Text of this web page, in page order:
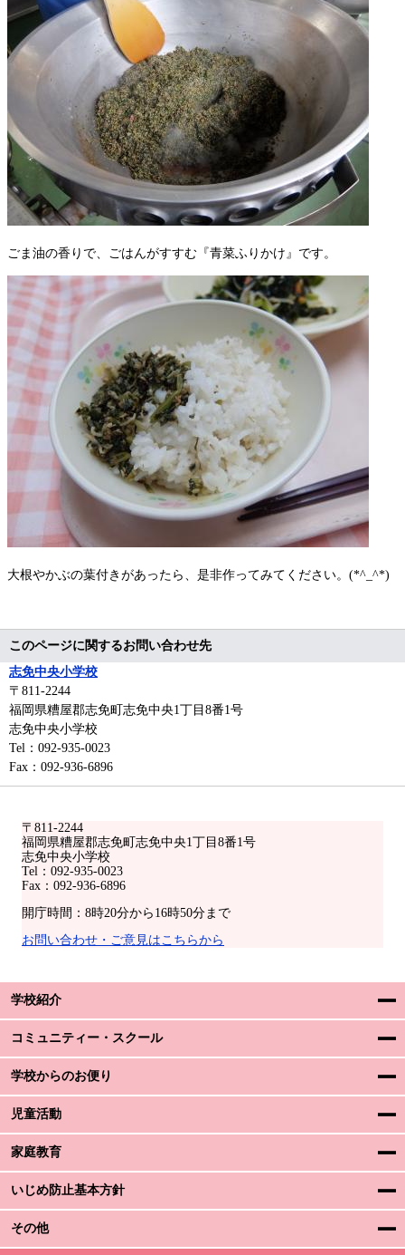
〒811-2244
福岡県糟屋郡志免町志免中央1丁目8番1号
志免中央小学校
Tel：092-935-0023
Fax：092-936-6896
開庁時間：8時20分から16時50分まで
お問い合わせ・ご意見はこちらから
学校紹介
コミュニティー・スクール
学校からのお便り
児童活動
家庭教育
いじめ防止基本方針
その他
ごま油の香りで、ごはんがすすむ『青菜ふりかけ』です。
大根やかぶの葉付きがあったら、是非作ってみてください。(*^_^*)
このページに関するお問い合わせ先
志免中央小学校
〒811-2244
福岡県糟屋郡志免町志免中央1丁目8番1号
志免中央小学校
Tel：092-935-0023
Fax：092-936-6896